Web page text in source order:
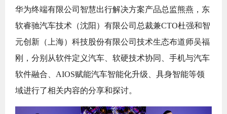
华为终端有限公司智慧出行解决方案产品总监熊燕，东
软睿驰汽车技术（沈阳）有限公司总裁兼CTO杜强和智
元创新（上海）科技股份有限公司技术生态布道师吴福
刚，分别从软件定义汽车、软硬技术协同、手机与汽车
软件融合、AIOS赋能汽车智能化升级、具身智能等领
域进行了相关内容的分享和探讨。